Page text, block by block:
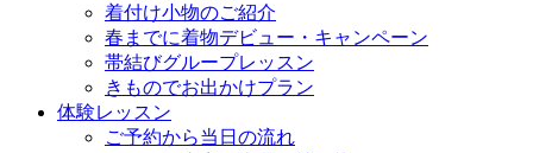
着付け小物のご紹介
春までに着物デビュー・キャンペーン
帯結びグループレッスン
きものでお出かけプラン
体験レッスン
ご予約から当日の流れ